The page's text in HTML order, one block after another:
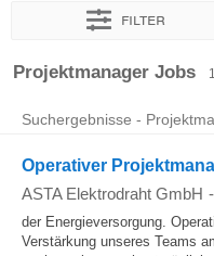
Filter
Sortieren nach
Projektmanager Jobs
Suchergebnisse -
Operativer
ASTA Elektrodraht GmbH -
der Energieversorgung.
Verstärkung unseres Teams